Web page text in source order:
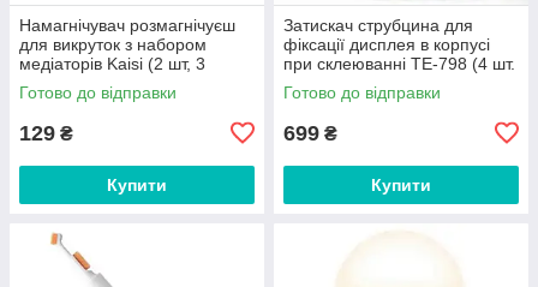
Намагнічувач розмагнічуєш
для викруток з набором
медіаторів Kaisi (2 шт, 3
медіатори)
Готово до відправки
129 ₴
Купити
Затискач струбцина для
фіксації дисплея в корпусі
при склеюванні TE-798 (4 шт.
в наборі)
Готово до відправки
699 ₴
Купити